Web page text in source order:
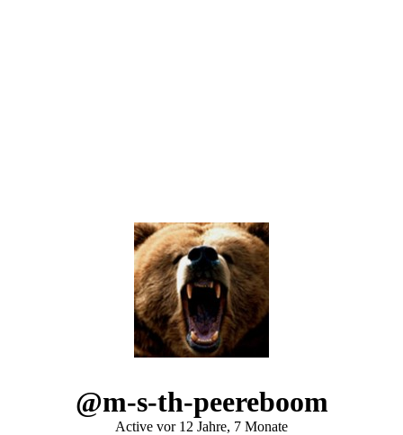
@m-s-th-peereboom
Active vor 12 Jahre, 7 Monate